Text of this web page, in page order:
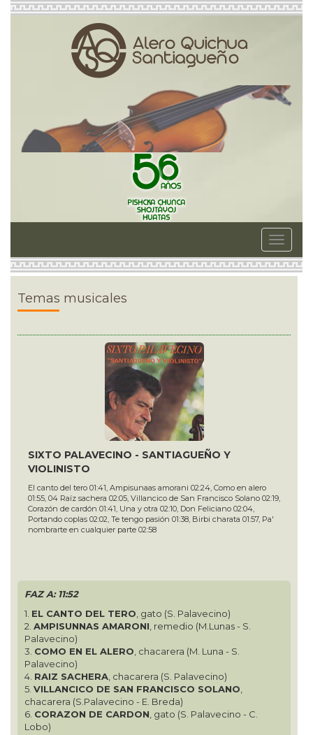
Toggle
Temas musicales
SIXTO PALAVECINO - SANTIAGUEÑO Y
VIOLINISTO
El canto del tero 01:41, Ampisunaas amorani 02:24, Como en alero
01:55, 04 Raíz sachera 02:05, Villancico de San Francisco Solano 02:19,
Corazón de cardón 01:41, Una y otra 02:10, Don Feliciano 02:04,
Portando coplas 02:02, Te tengo pasión 01:38, Birbi charata 01:57, Pa'
nombrarte en cualquier parte 02:58
FAZ A: 11:52
1. EL CANTO DEL TERO , gato (S. Palavecino)
2. AMPISUNNAS AMARONI , remedio (M.Lunas - S.
Palavecino)
3. COMO EN EL ALERO , chacarera (M. Luna - S.
Palavecino)
4. RAIZ SACHERA , chacarera (S. Palavecino)
5. VILLANCICO DE SAN FRANCISCO SOLANO
chacarera (S.Palavecino - E. Breda)
6. CORAZON DE CARDON , gato (S. Palavecino - C.
Lobo)